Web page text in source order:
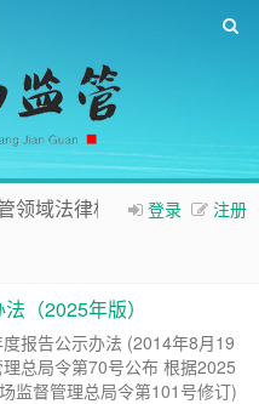
登录 注册
领域法律相关内容
（2025年版）
报告公示办法 (2014年8月19
总局令第70号公布 根据2025
监督管理总局令第101号修订)